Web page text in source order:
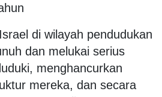
di wilayah pendudukan
dan melukai serius
menghancurkan
mereka, dan secara